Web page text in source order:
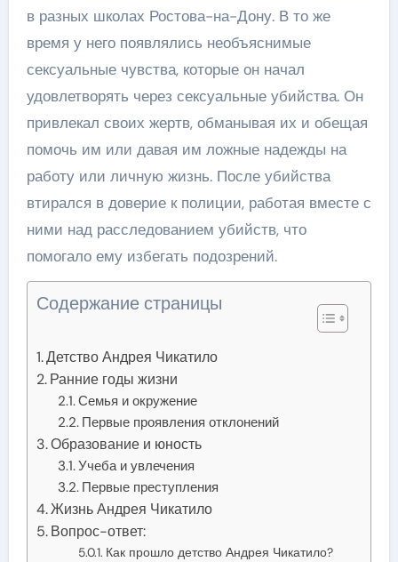
в разных школах Ростова-на-Дону. В то же
время у него появлялись необъяснимые
сексуальные чувства, которые он начал
удовлетворять через сексуальные убийства. Он
привлекал своих жертв, обманывая их и обещая
помочь им или давая им ложные надежды на
работу или личную жизнь. После убийства
втирался в доверие к полиции, работая вместе с
ними над расследованием убийств, что
помогало ему избегать подозрений.
Содержание страницы
Детство Андрея Чикатило
Ранние годы жизни
Семья и окружение
Первые проявления отклонений
Образование и юность
Учеба и увлечения
Первые преступления
Жизнь Андрея Чикатило
Вопрос-ответ:
Как прошло детство Андрея Чикатило?